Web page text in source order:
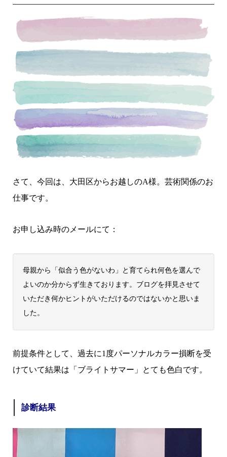
さて、今回は、大田区からお越しのA様。芸術関係のお
仕事です。
お申し込み時のメールにて：
母親から「似合う色がないわ」と育てられ何色を選んで
よいのか分からず生きております。ブログを拝見させて
いただき何かヒントがいただけるのではないかと思いま
した。
前提条件として、過去に1度パーソナルカラー損断を受
けていて結果は「ブライトサマー」とても色白です。
診断結果